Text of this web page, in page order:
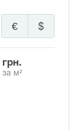
$
€
грн.
за м²